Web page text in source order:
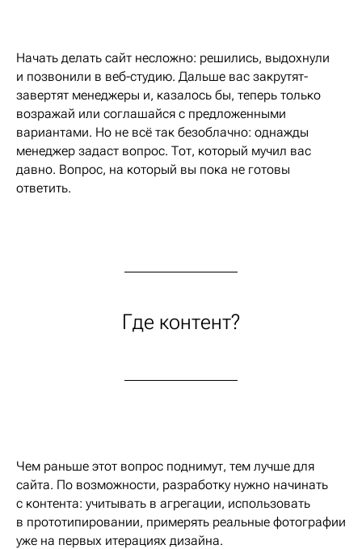
Начать делать сайт несложно: решились, выдохнули
и позвонили в веб-студию. Дальше вас закрутят-
завертят менеджеры и, казалось бы, теперь только
возражай или соглашайся с предложенными
вариантами. Но не всё так безоблачно: однажды
менеджер задаст вопрос. Тот, который мучил вас
давно. Вопрос, на который вы пока не готовы
ответить.
Где контент?
Чем раньше этот вопрос поднимут, тем лучше для
сайта. По возможности, разработку нужно начинать
с контента: учитывать в агрегации, использовать
в прототипировании, примерять реальные фотографии
уже на первых итерациях дизайна.